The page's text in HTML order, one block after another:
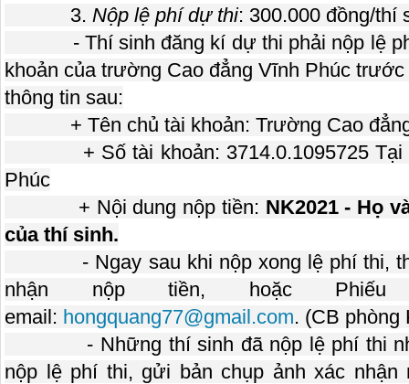
3. Nộp lệ phí dự thi: 300.000 đồng/thí
- Thí sinh đăng kí dự thi phải nộp lệ phí
khoản của trường Cao đẳng Vĩnh Phúc
thông tin sau:
+ Tên chủ tài khoản: Trường Cao đẳng
+ Số tài khoản: 3714.0.1095725 Tại
Phúc
+ Nội dung nộp tiền: NK2021 - Họ
của thí sinh.
- Ngay sau khi nộp xong lệ phí thi, thí
nhận nộp tiền, hoặc Phiếu
email: hongquang77@gmail.com. (CB phòng
- Những thí sinh đã nộp lệ phí thi
nộp lệ phí thi, gửi bản chụp ảnh xác nhận